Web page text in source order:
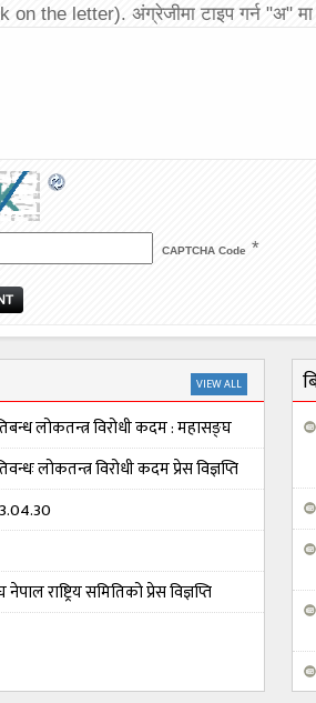
the letter). अंग्रेजीमा टाइप गर्न "अ" मा
CAPTCHA Code *
VIEW ALL
लोकतन्त्र विरोधी कदम : महासङ्घ
लोकतन्त्र विरोधी कदम प्रेस विज्ञप्ति
राष्ट्रिय समितिको प्रेस विज्ञप्ति